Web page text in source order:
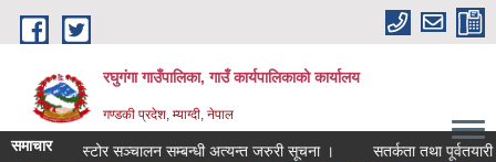
Skip to main content
रघुगंगा गाउँपालिका, गाउँ कार्यपालिकाको कार्यालय
गण्डकी प्रदेश, म्याग्दी, नेपाल
समाचारकोल्डस्टोर सञ्चालन सम्बन्धी अत्यन्त जरुरी सूचना । सतर्कता तथा पूर्वतयारी